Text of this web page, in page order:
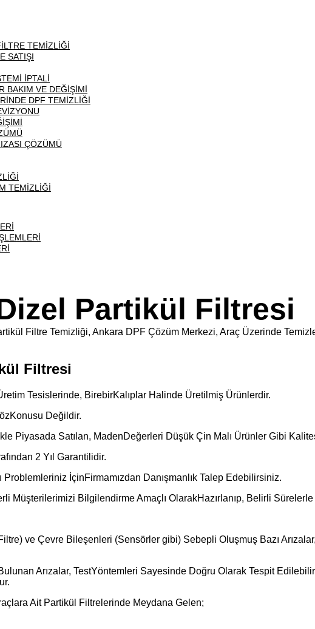
TEMİZLİĞİ
SATIŞI
İPTALİ
BAKIM VE DEĞİŞİMİ
DPF TEMİZLİĞİ
ÇÖZÜMÜ
TEMİZLİĞİ
Partikül Filtresi
Filtre Temizliği, Ankara DPF Çözüm Merkezi, Araç Üzerinde
Filtresi
Tesislerinde, BirebirKalıplar Halinde Üretilmiş Ürünlerdir.
Değildir.
Piyasada Satılan, MadenDeğerleri Düşük Çin Malı Ürünler Gibi
2 Yıl Garantilidir.
Problemleriniz İçinFirmamızdan Danışmanlık Talep Edebilirsiniz.
Müşterilerimizi Bilgilendirme Amaçlı OlarakHazırlanıp, Belirli
ve Çevre Bileşenleri (Sensörler gibi) Sebepli Oluşmuş Bazı
Arızalar, TestYöntemleri Sayesinde Doğru Olarak Tespit
Ait Partikül Filtrelerinde Meydana Gelen;